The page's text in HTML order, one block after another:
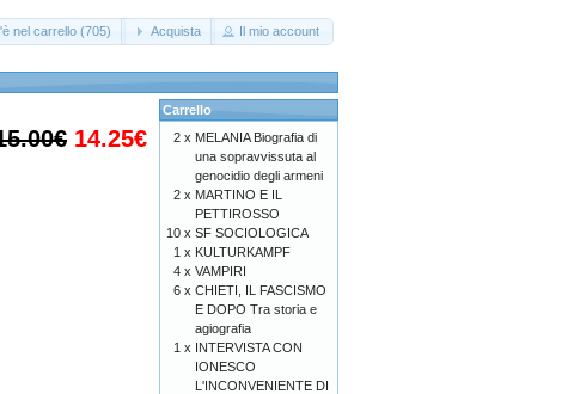
nel carrello (705) Acquista Il mio account
14.25€
Carrello
2 x MELANIA Biografia di
una sopravvissuta al
genocidio degli armeni
2 x MARTINO E IL
PETTIROSSO
10 x SF SOCIOLOGICA
1 x KULTURKAMPF
4 x VAMPIRI
6 x CHIETI, IL FASCISMO
E DOPO Tra storia e
agiografia
1 x INTERVISTA CON
IONESCO
L'INCONVENIENTE DI